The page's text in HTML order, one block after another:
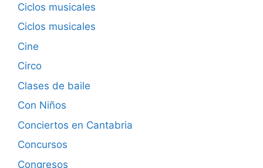
Ciclos musicales
Ciclos musicales
Cine
Circo
Clases de baile
Con Niños
Conciertos en Cantabria
Concursos
Congresos